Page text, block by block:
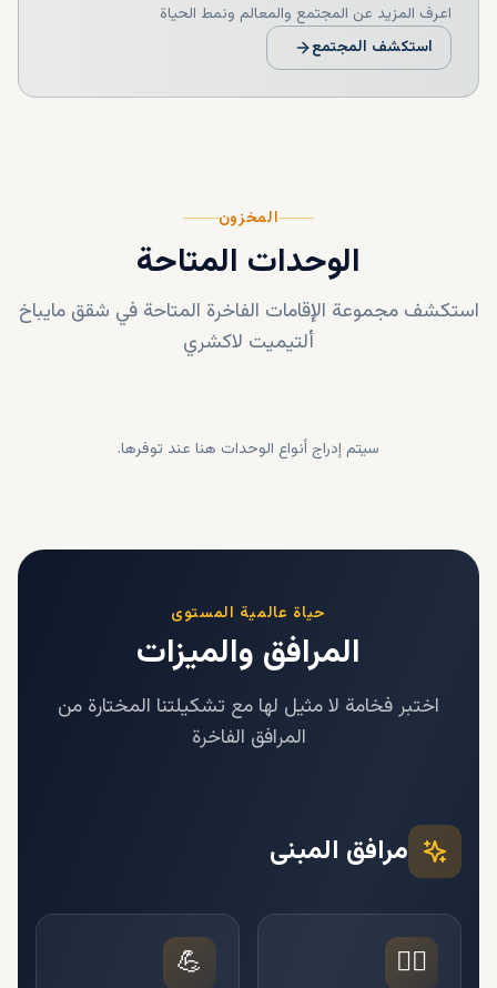
اعرف المزيد عن المجتمع والمعالم ونمط الحياة
استكشف المجتمع
المخزون
الوحدات المتاحة
استكشف مجموعة الإقامات الفاخرة المتاحة في شقق مايباخ
ألتيميت لاكشري
سيتم إدراج أنواع الوحدات هنا عند توفرها.
حياة عالمية المستوى
المرافق والميزات
اختبر فخامة لا مثيل لها مع تشكيلتنا المختارة من
المرافق الفاخرة
مرافق المبنى
🏊‍♂️
💪